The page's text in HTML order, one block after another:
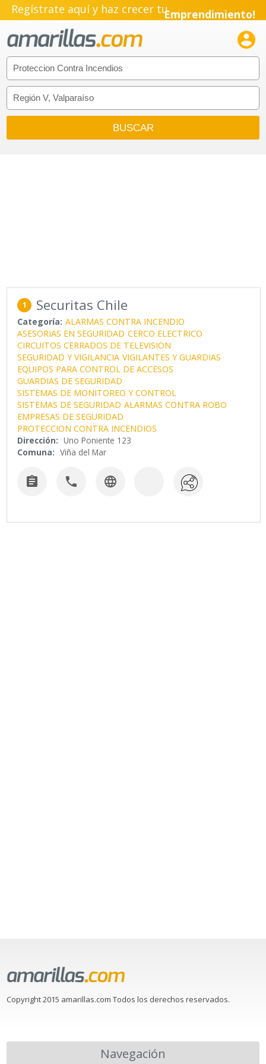
Regístrate aquí y haz crecer tuEmprendimiento!

1 Securitas Chile
Categoría: ALARMAS CONTRA INCENDIO
ASESORIAS EN SEGURIDAD CERCO ELECTRICO
CIRCUITOS CERRADOS DE TELEVISION
SEGURIDAD Y VIGILANCIA VIGILANTES Y GUARDIAS
EQUIPOS PARA CONTROL DE ACCESOS
GUARDIAS DE SEGURIDAD
SISTEMAS DE MONITOREO Y CONTROL
SISTEMAS DE SEGURIDAD ALARMAS CONTRA ROBO
EMPRESAS DE SEGURIDAD
PROTECCION CONTRA INCENDIOS
Dirección: Uno Poniente 123
Comuna: Viña del Mar
  
Copyright 2015 amarillas.com Todos los derechos reservados.
Navegación